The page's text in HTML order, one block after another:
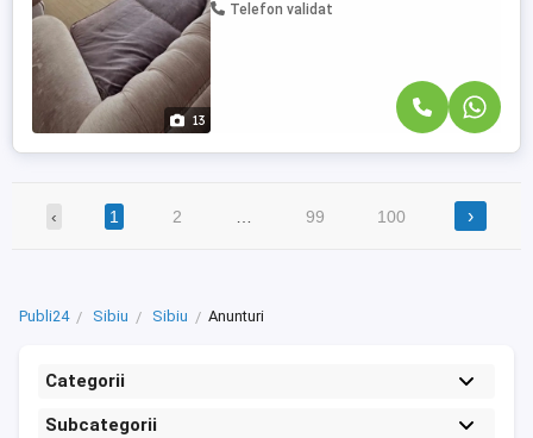
13
Telefon validat
‹ 1 2 99 100 ›
Publi24 Sibiu Sibiu Anunturi
Categorii
Subcategorii